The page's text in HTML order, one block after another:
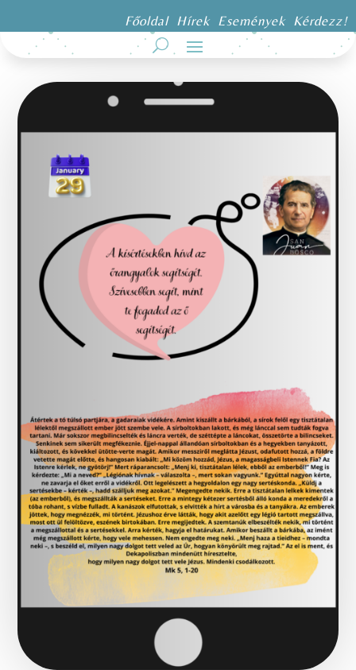
Főoldal Hírek Események Kérdezz!